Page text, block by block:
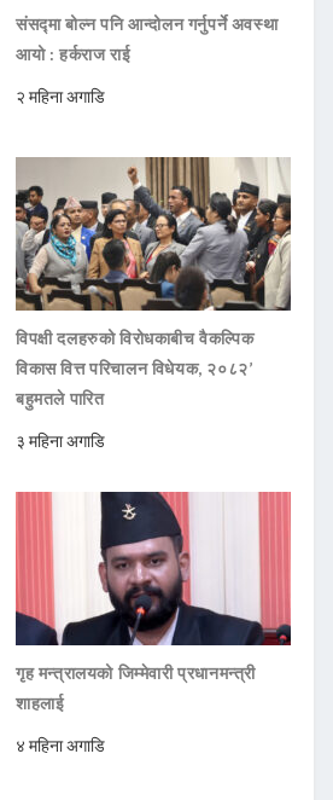
संसद्मा बोल्न पनि आन्दोलन गर्नुपर्ने अवस्था
आयो : हर्कराज राई
२ महिना अगाडि
विपक्षी दलहरुको विरोधकाबीच वैकल्पिक
विकास वित्त परिचालन विधेयक, २०८२’
बहुमतले पारित
३ महिना अगाडि
गृह मन्त्रालयको जिम्मेवारी प्रधानमन्त्री
शाहलाई
४ महिना अगाडि